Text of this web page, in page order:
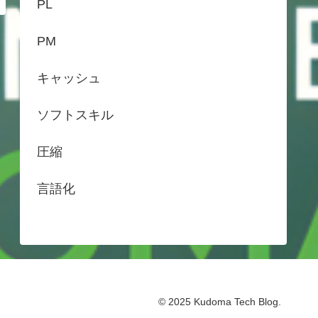
PL
PM
キャッシュ
ソフトスキル
圧縮
言語化
© 2025 Kudoma Tech Blog.